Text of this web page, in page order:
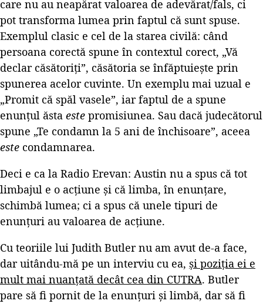
care nu au neapărat valoarea de adevărat/fals, ci
pot transforma lumea prin faptul că sunt spuse.
Exemplul clasic e cel de la starea civilă: când
persoana corectă spune în contextul corect, „Vă
declar căsătoriți”, căsătoria se înfăptuiește prin
spunerea acelor cuvinte. Un exemplu mai uzual e
„Promit că spăl vasele”, iar faptul de a spune
enunțul ăsta este promisiunea. Sau dacă judecătorul
spune „Te condamn la 5 ani de închisoare”, aceea
este condamnarea.
Deci e ca la Radio Erevan: Austin nu a spus că tot
limbajul e o acțiune și că limba, în enunțare,
schimbă lumea; ci a spus că unele tipuri de
enunțuri au valoarea de acțiune.
Cu teoriile lui Judith Butler nu am avut de-a face,
dar uitându-mă pe un interviu cu ea, și poziția ei e
mult mai nuanțată decât cea din CUTRA. Butler
pare să fi pornit de la enunțuri și limbă, dar să fi